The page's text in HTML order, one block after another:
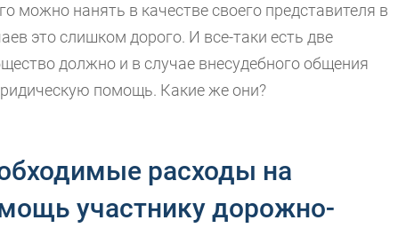
можно нанять в качестве своего представителя в
это слишком дорого. И все-таки есть две
должно и в случае внесудебного общения
помощь. Какие же они?
расходы на
участнику дорожно-